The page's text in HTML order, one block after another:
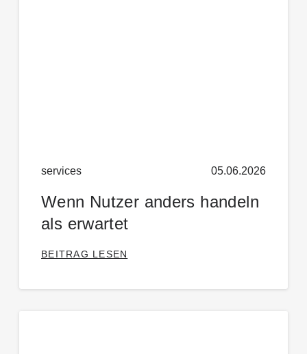
services 05.06.2026
Wenn Nutzer anders handeln
als erwartet
BEITRAG LESEN